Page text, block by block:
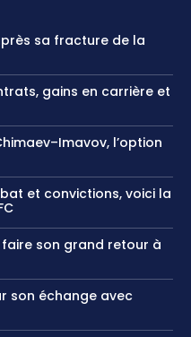
sa fracture de la
gains en carrière et
l’option
et convictions, voici la
son grand retour à
son échange avec